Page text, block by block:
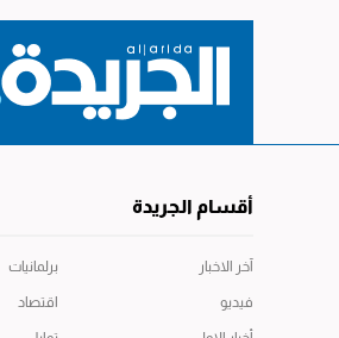
أقسام الجريدة
آخر الاخبار
فيديو
برلمانيات
اقتصاد